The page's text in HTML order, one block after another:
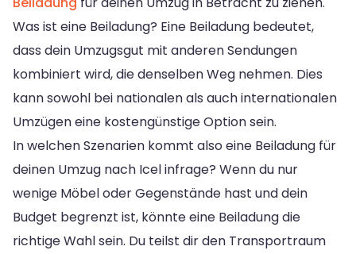
Was ist eine Beiladung? Eine Beiladung bedeutet,
dass dein Umzugsgut mit anderen Sendungen
kombiniert wird, die denselben Weg nehmen. Dies
kann sowohl bei nationalen als auch internationalen
Umzügen eine kostengünstige Option sein.
In welchen Szenarien kommt also eine Beiladung für
deinen Umzug nach Icel infrage? Wenn du nur
wenige Möbel oder Gegenstände hast und dein
Budget begrenzt ist, könnte eine Beiladung die
richtige Wahl sein. Du teilst dir den Transportraum